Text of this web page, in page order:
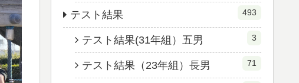
テスト結果 493
テスト結果(31年組）五男 3
テスト結果（23年組）長男 71